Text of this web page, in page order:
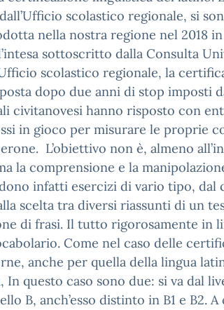
scolastico regionale, si
nella nostra regione nel 2018
sottoscritto dalla Consulta
scolastico regionale, la
dopo due anni di stop imposti
civitanovesi hanno risposto con
in gioco per misurare le proprie
L’obiettivo non è, almeno
la comprensione e la
infatti esercizi di vario tipo, dal
scelta tra diversi riassunti di un
di frasi. Il tutto rigorosamente in
Come nel caso delle
anche per quella della lingua
In questo caso sono due: si va dal
B, anch’esso distinto in B1 e B2.